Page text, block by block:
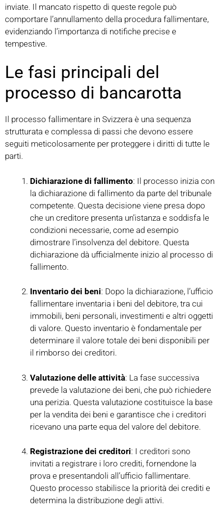
inviate. Il mancato rispetto di queste regole può
comportare l’annullamento della procedura fallimentare,
evidenziando l’importanza di notifiche precise e
tempestive.
Le fasi principali del
processo di bancarotta
Il processo fallimentare in Svizzera è una sequenza
strutturata e complessa di passi che devono essere
seguiti meticolosamente per proteggere i diritti di tutte le
parti.
Dichiarazione di fallimento: Il processo inizia con
la dichiarazione di fallimento da parte del tribunale
competente. Questa decisione viene presa dopo
che un creditore presenta un’istanza e soddisfa le
condizioni necessarie, come ad esempio
dimostrare l’insolvenza del debitore. Questa
dichiarazione dà ufficialmente inizio al processo di
fallimento.
Inventario dei beni: Dopo la dichiarazione, l’ufficio
fallimentare inventaria i beni del debitore, tra cui
immobili, beni personali, investimenti e altri oggetti
di valore. Questo inventario è fondamentale per
determinare il valore totale dei beni disponibili per
il rimborso dei creditori.
Valutazione delle attività: La fase successiva
prevede la valutazione dei beni, che può richiedere
una perizia. Questa valutazione costituisce la base
per la vendita dei beni e garantisce che i creditori
ricevano una parte equa del valore del debitore.
Registrazione dei creditori: I creditori sono
invitati a registrare i loro crediti, fornendone la
prova e presentandoli all’ufficio fallimentare.
Questo processo stabilisce la priorità dei crediti e
determina la distribuzione degli attivi.